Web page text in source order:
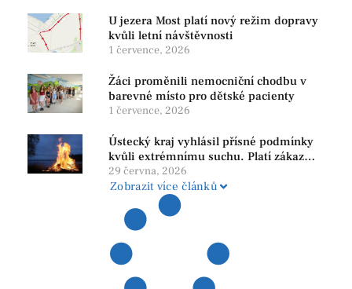
U jezera Most platí nový režim dopravy
kvůli letní návštěvnosti
1 července, 2026
Žáci proměnili nemocniční chodbu v
barevné místo pro dětské pacienty
1 července, 2026
Ústecký kraj vyhlásil přísné podmínky
kvůli extrémnímu suchu. Platí zákaz
ohňů i pyrotechniky
29 června, 2026
Zobrazit více článků